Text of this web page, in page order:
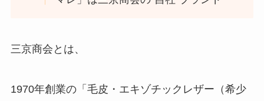
三京商会とは、
1970年創業の「毛皮・エキゾチックレザー（希少